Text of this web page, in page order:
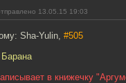
13.05.15 19:03
Sha-Yulin, #505
в книжечку